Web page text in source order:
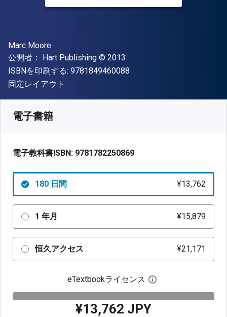
著者
Marc Moore
出版社
公開者： Hart Publishing 著作権
© 2013
ISBNを印刷する: 9781849460088
形式
固定レイアウト
電子書籍
電子教科書ISBN: 9781782250869
180 日間 ¥13,762
1 年月 ¥15,879
恒久アクセス ¥21,171
eTextbookライセンス デジタルライセン
¥13,762 JPY